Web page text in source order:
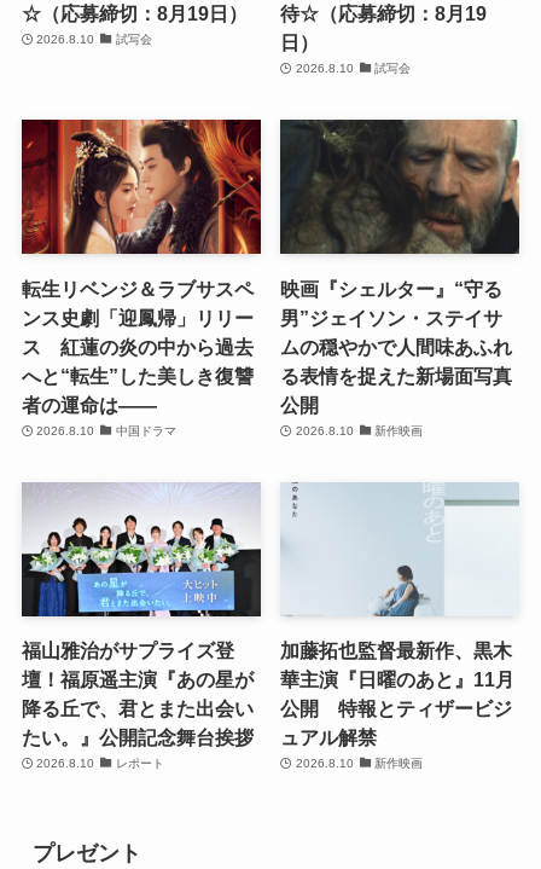
☆（応募締切：8月19日）
2026.8.10 試写会
待☆（応募締切：8月19
日）
2026.8.10 試写会
転生リベンジ＆ラブサスペ
ンス史劇「迎鳳帰」リリー
ス 紅蓮の炎の中から過去
へと“転生”した美しき復讐
者の運命は――
2026.8.10 中国ドラマ
映画『シェルター』“守る
男”ジェイソン・ステイサ
ムの穏やかで人間味あふれ
る表情を捉えた新場面写真
公開
2026.8.10 新作映画
福山雅治がサプライズ登
壇！福原遥主演『あの星が
降る丘で、君とまた出会い
たい。』公開記念舞台挨拶
2026.8.10 レポート
加藤拓也監督最新作、黒木
華主演『日曜のあと』11月
公開 特報とティザービジ
ュアル解禁
2026.8.10 新作映画
プレゼント